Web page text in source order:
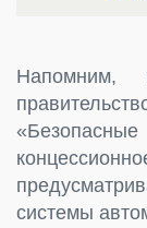
системы